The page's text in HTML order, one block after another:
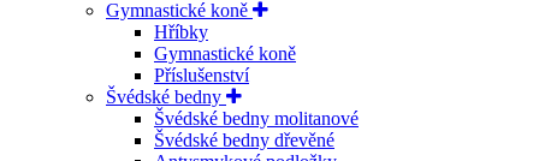
Gymnastické koně
Hříbky
Gymnastické koně
Příslušenství
Švédské bedny
Švédské bedny molitanové
Švédské bedny dřevěné